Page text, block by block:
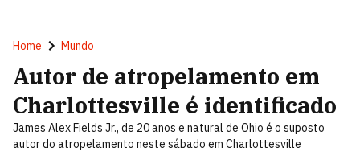
Home Mundo
Autor de atropelamento em
Charlottesville é identificado
James Alex Fields Jr., de 20 anos e natural de Ohio é o suposto
autor do atropelamento neste sábado em Charlottesville